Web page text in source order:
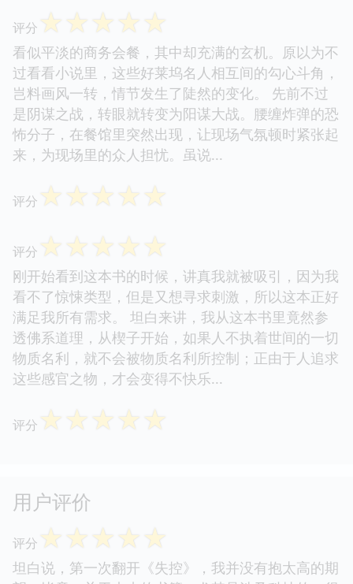
评分 ☆☆☆☆☆
看似平淡的商务会餐，其中却充满的玄机。原以为不
过看看小说里，这些好莱坞名人相互间的勾心斗角，
岂料画风一转，情节发生了陡然的变化。 先前不过
是阴谋之战，转眼就转变为阳谋大战。腰缠炸弹的恐
怖分子，在餐馆里突然出现，让现场气氛顿时紧张起
来，为现场里的众人担忧。虽说...
评分 ☆☆☆☆☆
评分 ☆☆☆☆☆
刚开始看到这本书的时候，讲真我就被吸引，因为我
看不了惊悚类型，但是又想寻求刺激，所以这本正好
满足我所有需求。 坦白来讲，我从这本书里竟然参
透佛系道理，从楔子开始，如果人不执着世间的一切
物质名利，就不会被物质名利所控制；正由于人追求
这些感官之物，才会变得不快乐...
评分 ☆☆☆☆☆
用户评价
评分 ☆☆☆☆☆
坦白说，第一次翻开《失控》，我并没有抱太高的期